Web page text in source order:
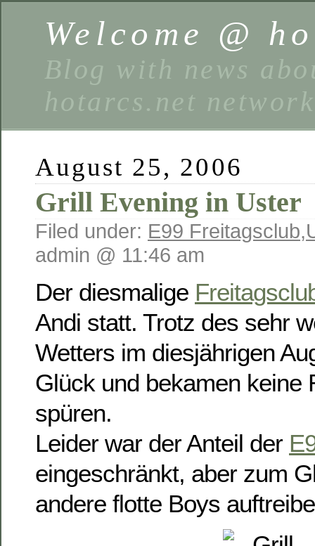
Welcome @
Blog with news
hotarcs.net network
August 25, 2006
Grill Evening in Uster
Filed under: E99 Freitagsclub,
admin @ 11:46 am
Der diesmalige
Andi statt. Trotz des sehr
Wetters im diesjährigen
Glück und bekamen keine
spüren.
Leider war der Anteil der
eingeschränkt, aber zum
andere flotte Boys